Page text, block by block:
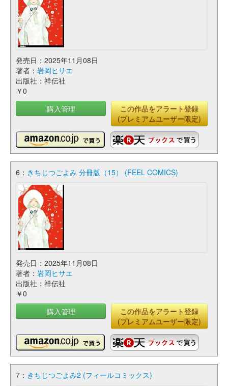
発売日：2025年11月08日
著者： 岩岡ヒサエ
出版社：祥伝社
￥0
購入管理
この作品をアラート登録
(プレミアムユーザー限定)
6： きちじつごよみ 分冊版（15） (FEEL COMICS)
発売日：2025年11月08日
著者： 岩岡ヒサエ
出版社：祥伝社
￥0
購入管理
この作品をアラート登録
(プレミアムユーザー限定)
7： きちじつごよみ2 (フィールコミックス)